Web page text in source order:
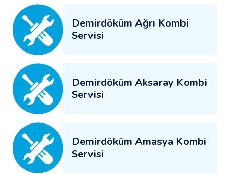
Demirdöküm Ağrı Kombi
Servisi
Demirdöküm Aksaray Kombi
Servisi
Demirdöküm Amasya Kombi
Servisi